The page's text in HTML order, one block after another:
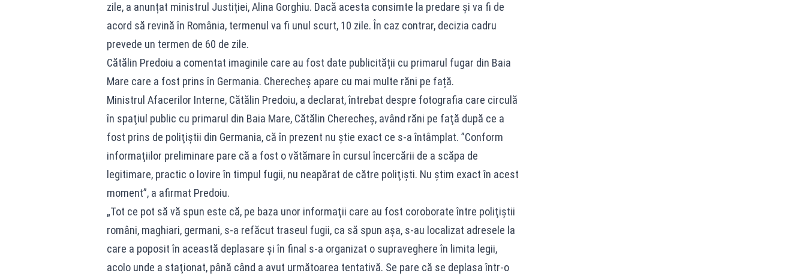
zile, a anunțat ministrul Justiției, Alina Gorghiu. Dacă acesta consimte la predare și va fi de
acord să revină în România, termenul va fi unul scurt, 10 zile. În caz contrar, decizia cadru
prevede un termen de 60 de zile.
Cătălin Predoiu a comentat imaginile care au fost date publicității cu primarul fugar din Baia
Mare care a fost prins în Germania. Cherecheș apare cu mai multe răni pe față.
Ministrul Afacerilor Interne, Cătălin Predoiu, a declarat, întrebat despre fotografia care circulă
în spaţiul public cu primarul din Baia Mare, Cătălin Cherecheş, având răni pe faţă după ce a
fost prins de poliţiştii din Germania, că în prezent nu ştie exact ce s-a întâmplat. ”Conform
informaţiilor preliminare pare că a fost o vătămare în cursul încercării de a scăpa de
legitimare, practic o lovire în timpul fugii, nu neapărat de către poliţişti. Nu ştim exact în acest
moment”, a afirmat Predoiu.
„Tot ce pot să vă spun este că, pe baza unor informaţii care au fost coroborate între poliţiştii
români, maghiari, germani, s-a refăcut traseul fugii, ca să spun aşa, s-au localizat adresele la
care a poposit în această deplasare şi în final s-a organizat o supraveghere în limita legii,
acolo unde a staţionat, până când a avut următoarea tentativă. Se pare că se deplasa într-o